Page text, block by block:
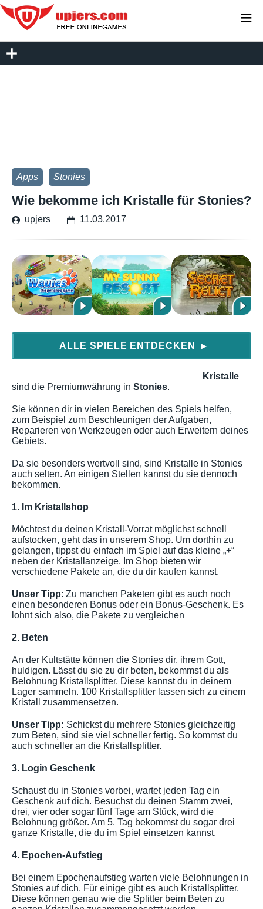
Apps Stonies
Wie bekomme ich Kristalle für Stonies?
upjers 11.03.2017
ALLE SPIELE ENTDECKEN ▶
Kristalle
sind die Premiumwährung in Stonies.
Sie können dir in vielen Bereichen des Spiels helfen,
zum Beispiel zum Beschleunigen der Aufgaben,
Reparieren von Werkzeugen oder auch Erweitern deines
Gebiets.
Da sie besonders wertvoll sind, sind Kristalle in Stonies
auch selten. An einigen Stellen kannst du sie dennoch
bekommen.
1. Im Kristallshop
Möchtest du deinen Kristall-Vorrat möglichst schnell
aufstocken, geht das in unserem Shop. Um dorthin zu
gelangen, tippst du einfach im Spiel auf das kleine „+“
neben der Kristallanzeige. Im Shop bieten wir
verschiedene Pakete an, die du dir kaufen kannst.
Unser Tipp: Zu manchen Paketen gibt es auch noch
einen besonderen Bonus oder ein Bonus-Geschenk. Es
lohnt sich also, die Pakete zu vergleichen
2. Beten
An der Kultstätte können die Stonies dir, ihrem Gott,
huldigen. Lässt du sie zu dir beten, bekommst du als
Belohnung Kristallsplitter. Diese kannst du in deinem
Lager sammeln. 100 Kristallsplitter lassen sich zu einem
Kristall zusammensetzen.
Unser Tipp: Schickst du mehrere Stonies gleichzeitig
zum Beten, sind sie viel schneller fertig. So kommst du
auch schneller an die Kristallsplitter.
3. Login Geschenk
Schaust du in Stonies vorbei, wartet jeden Tag ein
Geschenk auf dich. Besuchst du deinen Stamm zwei,
drei, vier oder sogar fünf Tage am Stück, wird die
Belohnung größer. Am 5. Tag bekommst du sogar drei
ganze Kristalle, die du im Spiel einsetzen kannst.
4. Epochen-Aufstieg
Bei einem Epochenaufstieg warten viele Belohnungen in
Stonies auf dich. Für einige gibt es auch Kristallsplitter.
Diese können genau wie die Splitter beim Beten zu
≡